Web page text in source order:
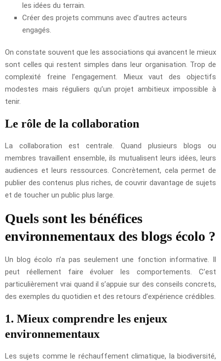
les idées du terrain.
Créer des projets communs avec d’autres acteurs
engagés.
On constate souvent que les associations qui avancent le mieux
sont celles qui restent simples dans leur organisation. Trop de
complexité freine l’engagement. Mieux vaut des objectifs
modestes mais réguliers qu’un projet ambitieux impossible à
tenir.
Le rôle de la collaboration
La collaboration est centrale. Quand plusieurs blogs ou
membres travaillent ensemble, ils mutualisent leurs idées, leurs
audiences et leurs ressources. Concrètement, cela permet de
publier des contenus plus riches, de couvrir davantage de sujets
et de toucher un public plus large.
Quels sont les bénéfices
environnementaux des blogs écolo ?
Un blog écolo n’a pas seulement une fonction informative. Il
peut réellement faire évoluer les comportements. C’est
particulièrement vrai quand il s’appuie sur des conseils concrets,
des exemples du quotidien et des retours d’expérience crédibles.
1. Mieux comprendre les enjeux
environnementaux
Les sujets comme le réchauffement climatique, la biodiversité,